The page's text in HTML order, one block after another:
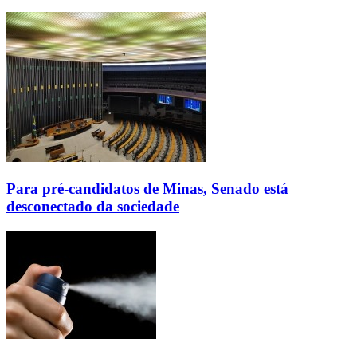
Para pré-candidatos de Minas, Senado está
desconectado da sociedade